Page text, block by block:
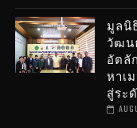
มูลนิ
วัฒน
อัตลั
หาเ
สู่ระ